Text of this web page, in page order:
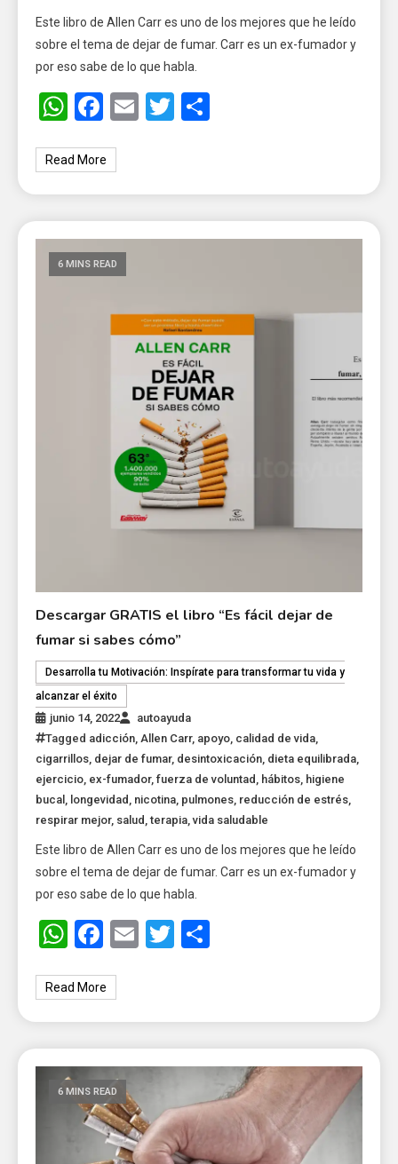
Este libro de Allen Carr es uno de los mejores que he leído
sobre el tema de dejar de fumar. Carr es un ex-fumador y
por eso sabe de lo que habla.
WhatsApp
Facebook
EmailTwitter
Read More
6 MINS READ
Descargar GRATIS el libro “Es fácil dejar de
fumar si sabes cómo”
Desarrolla tu Motivación: Inspírate para transformar tu vida y
alcanzar el éxito
junio 14, 2022
autoayuda
Tagged adicción Allen Carr, apoyo calidad de vida
cigarrillos dejar de fumar, desintoxicación dieta equilibrada
ejercicio ex-fumador,fuerza de voluntad hábitos higiene
bucal
longevidad nicotina pulmones reducción de estrés
respirar mejor, salud ,terapia ,vida saludable
Este libro de Allen Carr es uno de los mejores que he leído
sobre el tema de dejar de fumar. Carr es un ex-fumador y
por eso sabe de lo que habla.
WhatsApp
Facebook
EmailTwitter
Read More
6 MINS READ